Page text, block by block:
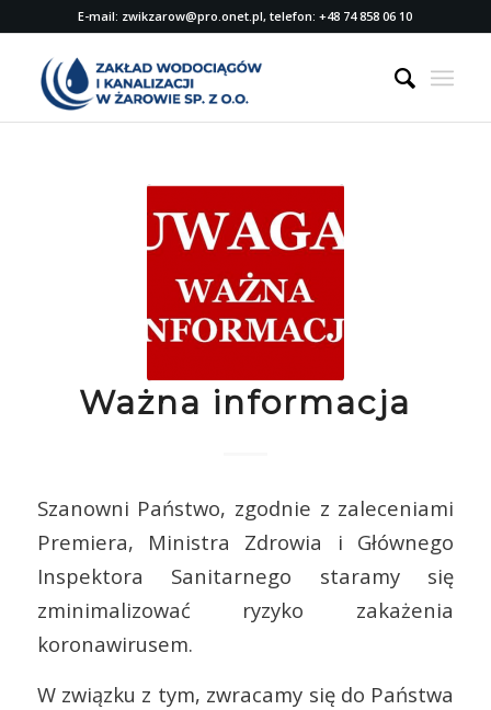
E-mail: zwikzarow@pro.onet.pl, telefon: +48 74 858 06 10
Ważna informacja
Szanowni Państwo, zgodnie z zaleceniami
Premiera, Ministra Zdrowia i Głównego
Inspektora Sanitarnego staramy się
zminimalizować ryzyko zakażenia
koronawirusem.
W związku z tym, zwracamy się do Państwa